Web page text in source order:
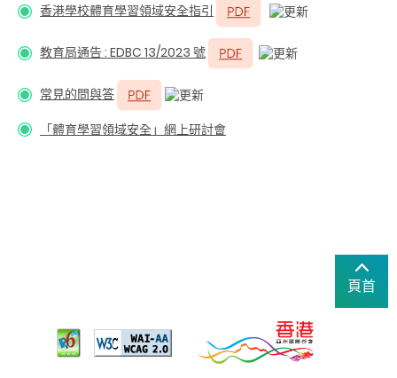
香港學校體育學習領域安全指引
教育局通告 : EDBC 13/2023 號
常見的問與答
「體育學習領域安全」網上研討會
頁首